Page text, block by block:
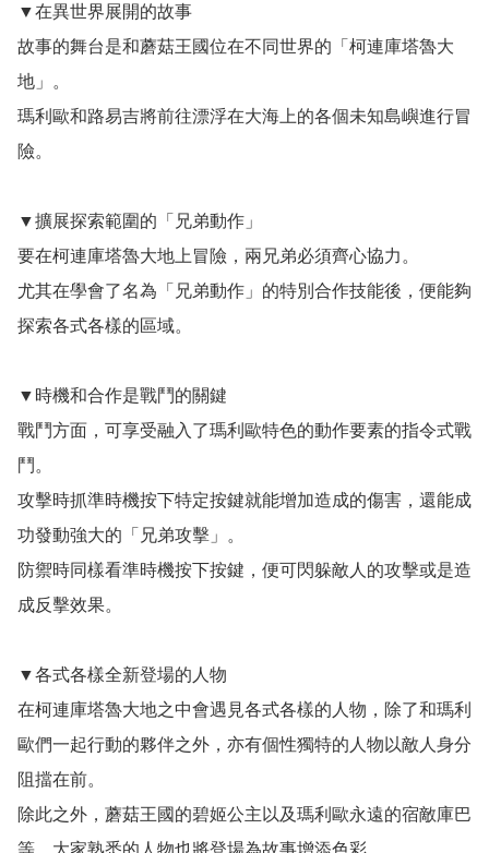
▼在異世界展開的故事
故事的舞台是和蘑菇王國位在不同世界的「柯連庫塔魯大
地」。
瑪利歐和路易吉將前往漂浮在大海上的各個未知島嶼進行冒
險。
▼擴展探索範圍的「兄弟動作」
要在柯連庫塔魯大地上冒險，兩兄弟必須齊心協力。
尤其在學會了名為「兄弟動作」的特別合作技能後，便能夠
探索各式各樣的區域。
▼時機和合作是戰鬥的關鍵
戰鬥方面，可享受融入了瑪利歐特色的動作要素的指令式戰
鬥。
攻擊時抓準時機按下特定按鍵就能增加造成的傷害，還能成
功發動強大的「兄弟攻擊」。
防禦時同樣看準時機按下按鍵，便可閃躲敵人的攻擊或是造
成反擊效果。
▼各式各樣全新登場的人物
在柯連庫塔魯大地之中會遇見各式各樣的人物，除了和瑪利
歐們一起行動的夥伴之外，亦有個性獨特的人物以敵人身分
阻擋在前。
除此之外，蘑菇王國的碧姬公主以及瑪利歐永遠的宿敵庫巴